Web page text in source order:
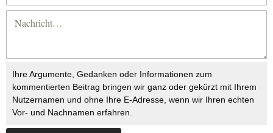
Ihre Argumente, Gedanken oder Informationen zum
kommentierten Beitrag bringen wir ganz oder gekürzt mit Ihrem
Nutzernamen und ohne Ihre E-Adresse, wenn wir Ihren echten
Vor- und Nachnamen erfahren.